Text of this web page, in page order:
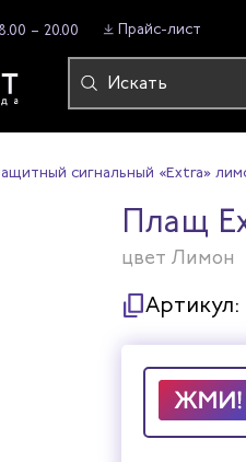
– 20.00 Прайс-лист
сигнальный «Extra»
Плащ
цвет Лимон
Артикул: